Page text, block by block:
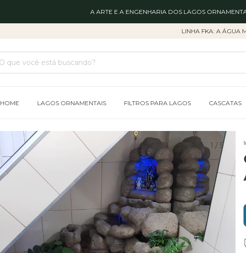
A ARTE E A ENGENHARIA DOS LAGOS
LINHA FKA: A ÁGUA MAIS
HOME LAGOS ORNAMENTAIS FILTROS PARA LAGOS CASCATAS
1 / 5